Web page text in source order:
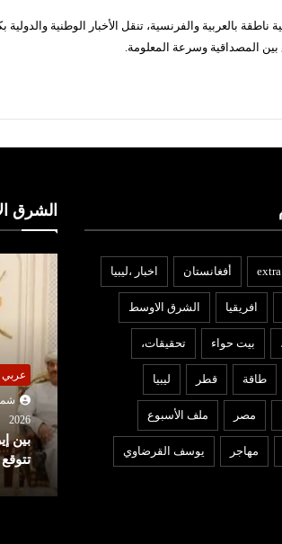
بالعربية والفرنسية، تنقل الأخبار الوطنية والدولية
المصداقية وسرعة المعلومة.
أفغانستان اخبار ،ليبيا
افريقيا الشرق الاوسط
بيت حواء تحقيقات،
طاقة قطر ليبيا
مصر ملف الأسبوع
مهاجر يوسف القرضاوي
الشرق
عربي ودولي
شمس اليوم نيوز 24
08 أغسطس
بين إيران وسلطنة عمان.. أمريكا
تتوقع اتفاقا بشأن هرمز قريبا
2026
ردًا